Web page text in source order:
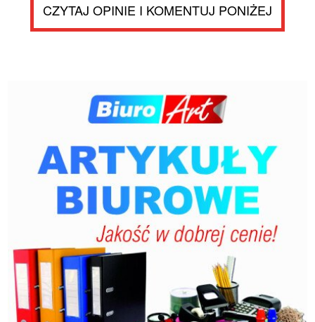
CZYTAJ OPINIE I KOMENTUJ PONIŻEJ